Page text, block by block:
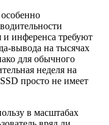
и инференса требуют
вывода на тысячах
для обычного
неделя на
просто не имеет
в масштабах